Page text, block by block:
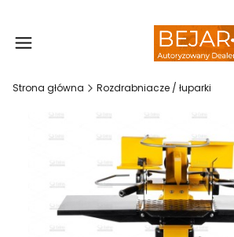
Strona główna Rozdrabniacze / łuparki